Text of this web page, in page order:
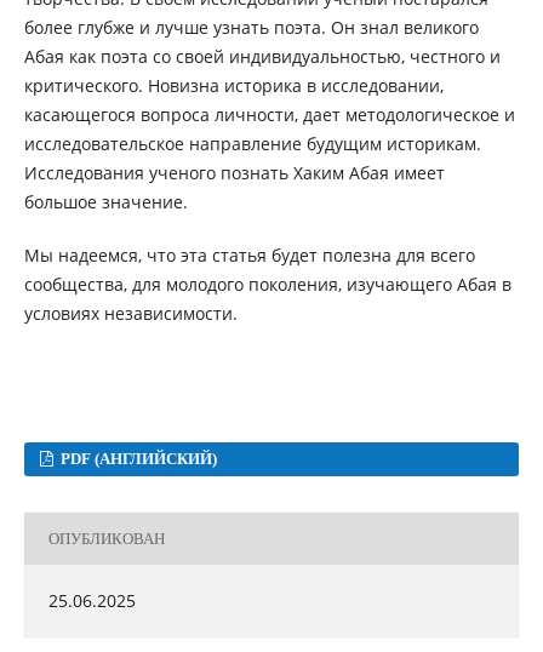
более глубже и лучше узнать поэта. Он знал великого
Абая как поэта со своей индивидуальностью, честного и
критического. Новизна историка в исследовании,
касающегося вопроса личности, дает методологическое и
исследовательское направление будущим историкам.
Исследования ученого познать Хаким Абая имеет
большое значение.
Мы надеемся, что эта статья будет полезна для всего
сообщества, для молодого поколения, изучающего Абая в
условиях независимости.
PDF (АНГЛИЙСКИЙ)
ОПУБЛИКОВАН
25.06.2025